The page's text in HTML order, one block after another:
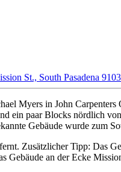
St., South Pasadena
Myers in John
ein paar Blocks nördlich
Gebäude wurde zum
Zusätzlicher Tipp: Das
Gebäude an der Ecke